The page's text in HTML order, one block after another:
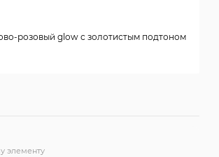
розовый glow с золотистым подтоном
элементу